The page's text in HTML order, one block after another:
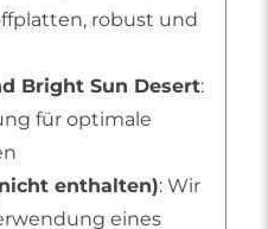
robust und
Bright Sun Desert:
für optimale
enthalten): Wir
eines